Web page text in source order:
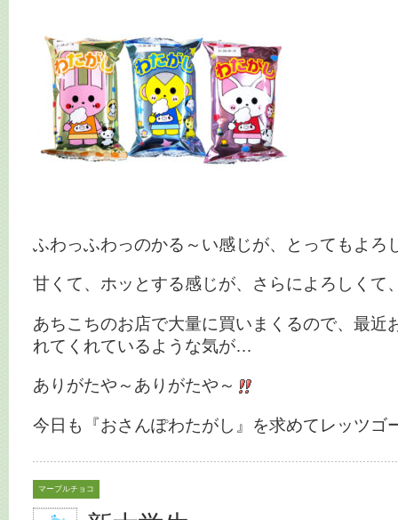
ふわっふわっのかる～い感じが、とってもよろ
甘くて、ホッとする感じが、さらによろしくて
あちこちのお店で大量に買いまくるので、最近
れてくれているような気が…
ありがたや～ありがたや～
今日も『おさんぽわたがし』を求めてレッツゴ
マーブルチョコ